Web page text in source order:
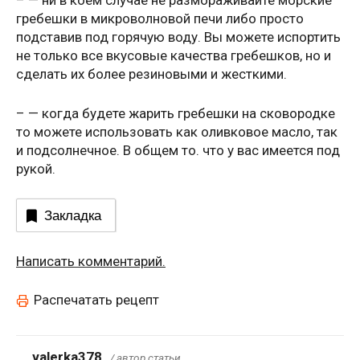
гребешки в микроволновой печи либо просто
подставив под горячую воду. Вы можете испортить
не только все вкусовые качества гребешков, но и
сделать их более резиновыми и жесткими.
– — когда будете жарить гребешки на сковородке
то можете использовать как оливковое масло, так
и подсолнечное. В общем то. что у вас имеется под
рукой.
Закладка
Написать комментарий.
Распечатать рецепт